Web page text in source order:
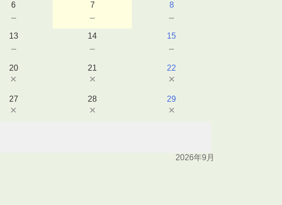
6
－
7
－
8
－
13
－
14
－
15
－
20
×
21
×
22
×
27
×
28
×
29
×
2026年9月